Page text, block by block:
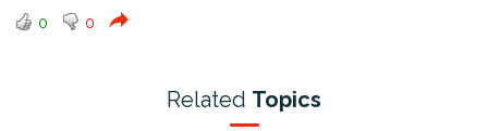
0 0
Related Topics